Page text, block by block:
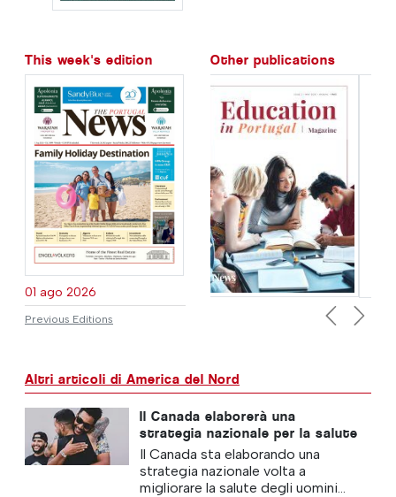
This week's edition
01 ago 2026
Previous Editions
Other publications
Previous
Next
Altri articoli di America del Nord
Il Canada elaborerà una
strategia nazionale per la salute
degli uomini volta a combattere
lo stigma
Il Canada sta elaborando una
strategia nazionale volta a
migliorare la salute degli uomini...